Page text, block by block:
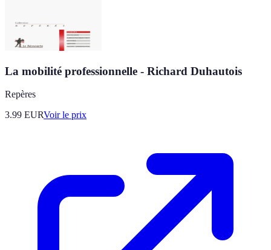
La mobilité professionnelle - Richard Duhautois
Repères
3.99 EURVoir le prix